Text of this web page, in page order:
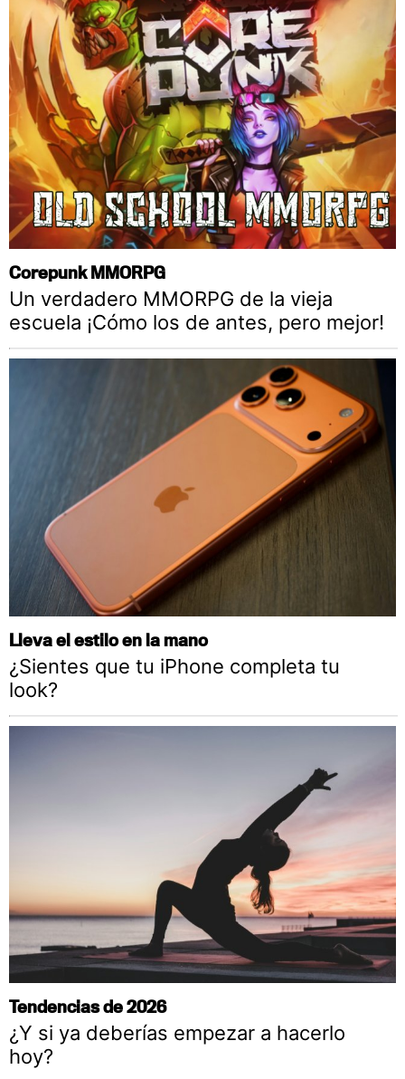
Corepunk MMORPG
Un verdadero MMORPG de la vieja
escuela ¡Cómo los de antes, pero mejor!
Lleva el estilo en la mano
¿Sientes que tu iPhone completa tu
look?
Tendencias de 2026
¿Y si ya deberías empezar a hacerlo
hoy?